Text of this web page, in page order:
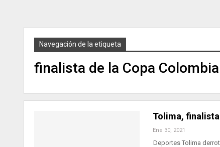
Navegación de la etiqueta
finalista de la Copa Colombia
Tolima,
Ene 30, 2021
Deportes Tolima